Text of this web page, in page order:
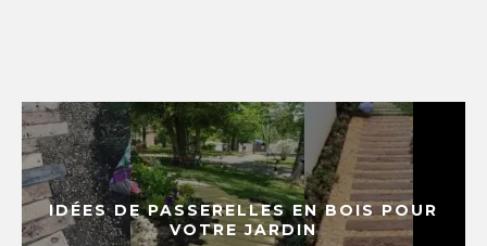
IDÉES DE PASSERELLES EN BOIS POUR
VOTRE JARDIN